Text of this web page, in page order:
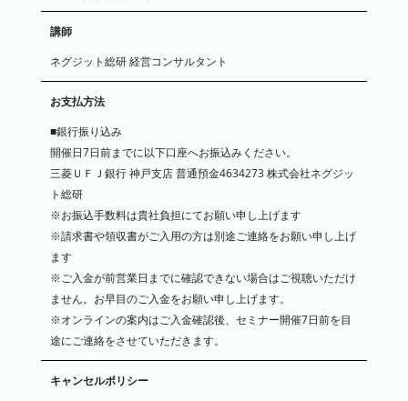
講師
ネグジット総研 経営コンサルタント
お支払方法
■銀行振り込み
開催日7日前までに以下口座へお振込みください。
三菱ＵＦＪ銀行 神戸支店 普通預金4634273 株式会社ネグジッ
ト総研
※お振込手数料は貴社負担にてお願い申し上げます
※請求書や領収書がご入用の方は別途ご連絡をお願い申し上げ
ます
※ご入金が前営業日までに確認できない場合はご視聴いただけ
ません。お早目のご入金をお願い申し上げます。
※オンラインの案内はご入金確認後、セミナー開催7日前を目
途にご連絡をさせていただきます。
キャンセルポリシー